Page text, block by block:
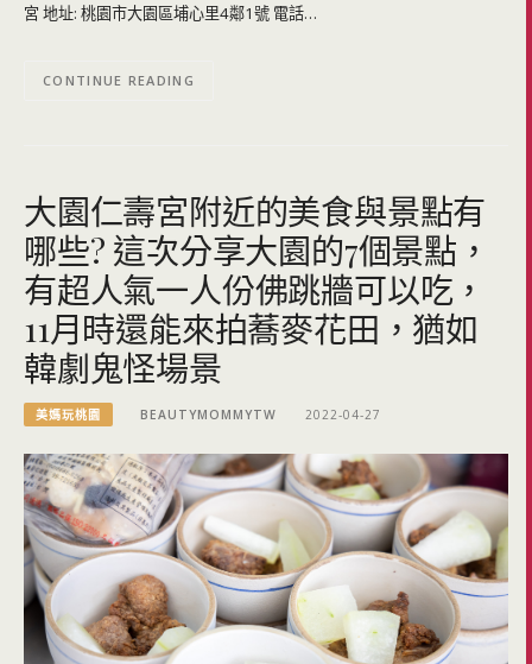
宮 地址: 桃園市大園區埔心里4鄰1號 電話…
CONTINUE READING
大園仁壽宮附近的美食與景點有
哪些? 這次分享大園的7個景點，
有超人氣一人份佛跳牆可以吃，
11月時還能來拍蕎麥花田，猶如
韓劇鬼怪場景
美媽玩桃園 BEAUTYMOMMYTW 2022-04-27